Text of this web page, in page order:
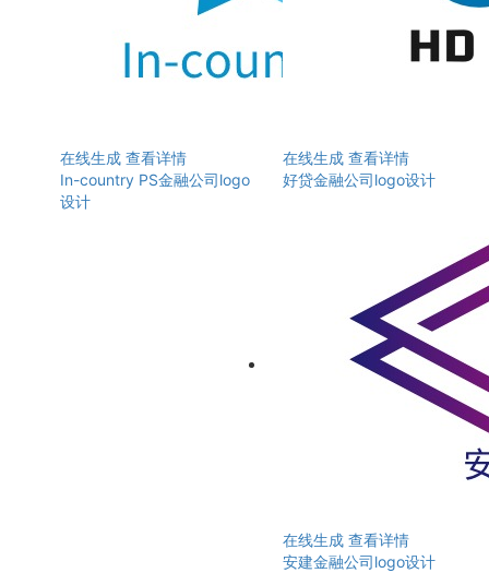
在线生成 查看详情
In-country PS金融公司logo
设计
在线生成 查看详情
好贷金融公司logo设计
在线生成 查看详情
安建金融公司logo设计